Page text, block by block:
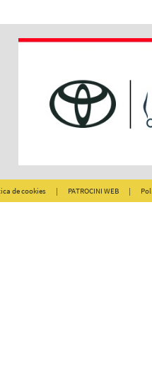
de cookies | PATROCINI WEB |